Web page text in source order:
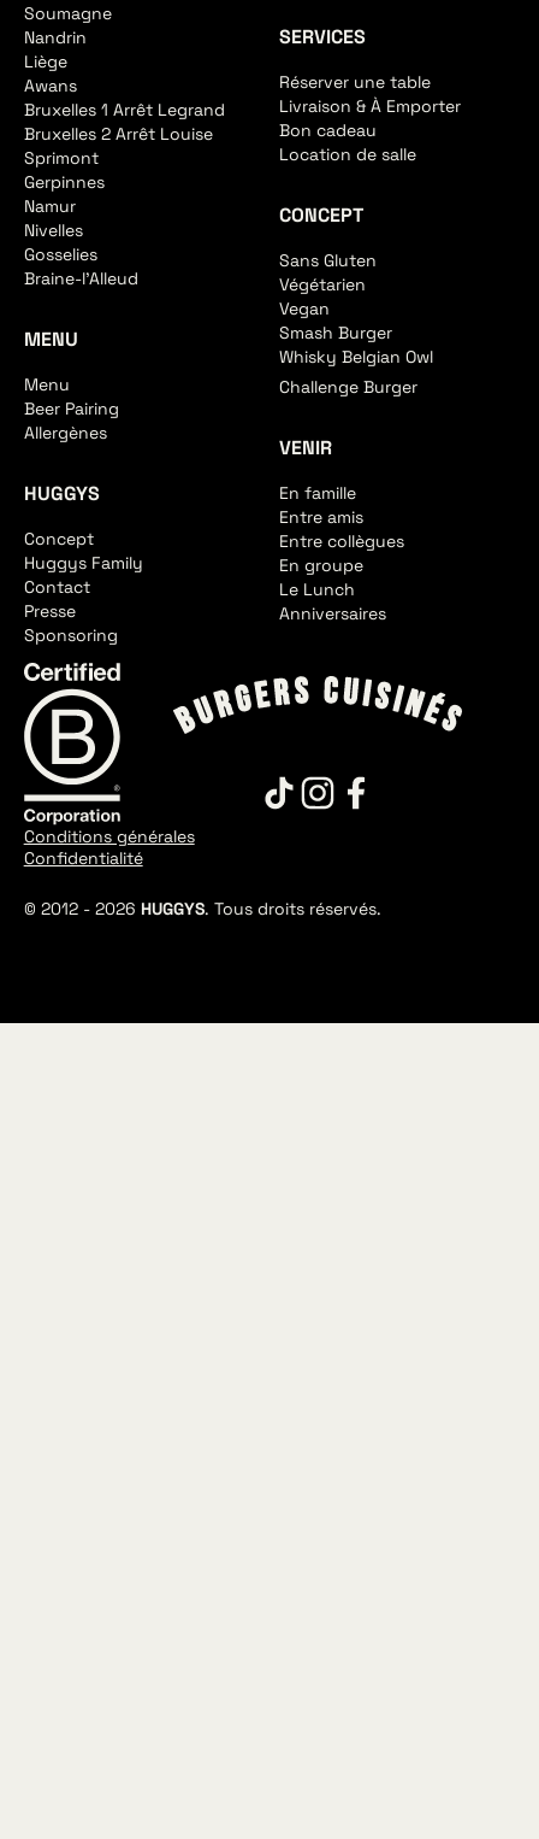
Soumagne
Nandrin
Liège
Awans
Bruxelles 1 Arrêt Legrand
Bruxelles 2 Arrêt Louise
Sprimont
Gerpinnes
Namur
Nivelles
Gosselies
Braine-l'Alleud
MENU
Menu
Beer Pairing
Allergènes
HUGGYS
Concept
Huggys Family
Contact
Presse
Sponsoring
SERVICES
Réserver une table
Livraison & À Emporter
Bon cadeau
Location de salle
CONCEPT
Sans Gluten
Végétarien
Vegan
Smash Burger
Whisky Belgian Owl
Challenge Burger
VENIR
En famille
Entre amis
Entre collègues
En groupe
Le Lunch
Anniversaires
© 2012 - 2026 HUGGYS. Tous droits réservés.
Conditions générales
Confidentialité